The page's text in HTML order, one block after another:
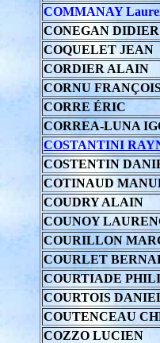
COMMANAY
CONEGAN DIDIER
COQUELET JEAN
CORDIER ALAIN
CORNU
CORRE ÉRIC
CORREA-LUNA
COSTANTINI
COSTENTIN
COTINAUD
COUDRY ALAIN
COUNOY
COURILLON
COURLET
COURTIADE
COURTOIS
COUTENCEAU
COZZO LUCIEN